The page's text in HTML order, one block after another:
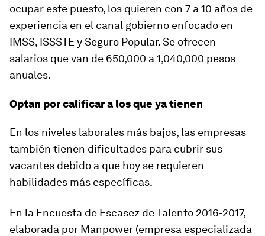
ocupar este puesto, los quieren con 7 a 10 años de
experiencia en el canal gobierno enfocado en
IMSS, ISSSTE y Seguro Popular. Se ofrecen
salarios que van de 650,000 a 1,040,000 pesos
anuales.
Optan por calificar a los que ya tienen
En los niveles laborales más bajos, las empresas
también tienen dificultades para cubrir sus
vacantes debido a que hoy se requieren
habilidades más específicas.
En la Encuesta de Escasez de Talento 2016-2017,
elaborada por Manpower (empresa especializada